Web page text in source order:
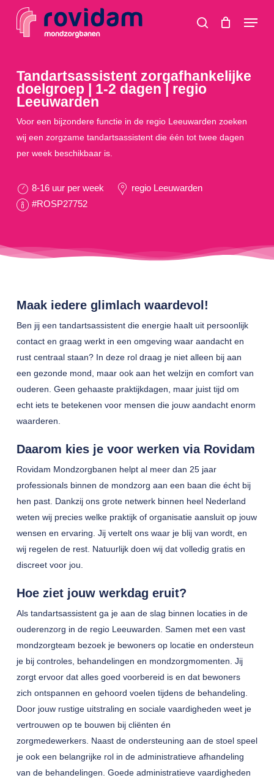
search
Menu
Tandartsassistent zorgafhankelijke
doelgroep | 1-2 dagen | regio
Leeuwarden
Voor een bijzondere functie in de regio Leeuwarden zoeken
wij een zorgzame tandartsassistent die één tot twee dagen
per week beschikbaar is.
8-16 uur per week
regio Leeuwarden
#ROSP27752
Maak iedere glimlach waardevol!
Ben jij een tandartsassistent die energie haalt uit persoonlijk
contact en graag werkt in een omgeving waar aandacht en
rust centraal staan? In deze rol draag je niet alleen bij aan
een gezonde mond, maar ook aan het welzijn en comfort van
ouderen. Geen gehaaste praktijkdagen, maar juist tijd om
echt iets te betekenen voor mensen die jouw aandacht enorm
waarderen.
Daarom kies je voor werken via Rovidam
Rovidam Mondzorgbanen helpt al meer dan 25 jaar
professionals binnen de mondzorg aan een baan die écht bij
hen past. Dankzij ons grote netwerk binnen heel Nederland
weten wij precies welke praktijk of organisatie aansluit op jouw
wensen en ervaring. Jij vertelt ons waar je blij van wordt, en
wij regelen de rest. Natuurlijk doen wij dat volledig gratis en
discreet voor jou.
Hoe ziet jouw werkdag eruit?
Als tandartsassistent ga je aan de slag binnen locaties in de
ouderenzorg in de regio Leeuwarden. Samen met een vast
mondzorgteam bezoek je bewoners op locatie en ondersteun
je bij controles, behandelingen en mondzorgmomenten. Jij
zorgt ervoor dat alles goed voorbereid is en dat bewoners
zich ontspannen en gehoord voelen tijdens de behandeling.
Door jouw rustige uitstraling en sociale vaardigheden weet je
vertrouwen op te bouwen bij cliënten én
zorgmedewerkers. Naast de ondersteuning aan de stoel speel
je ook een belangrijke rol in de administratieve afhandeling
van de behandelingen. Goede administratieve vaardigheden